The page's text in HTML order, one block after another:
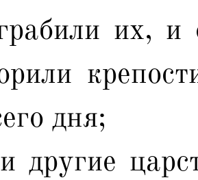
их,
дня;
другие